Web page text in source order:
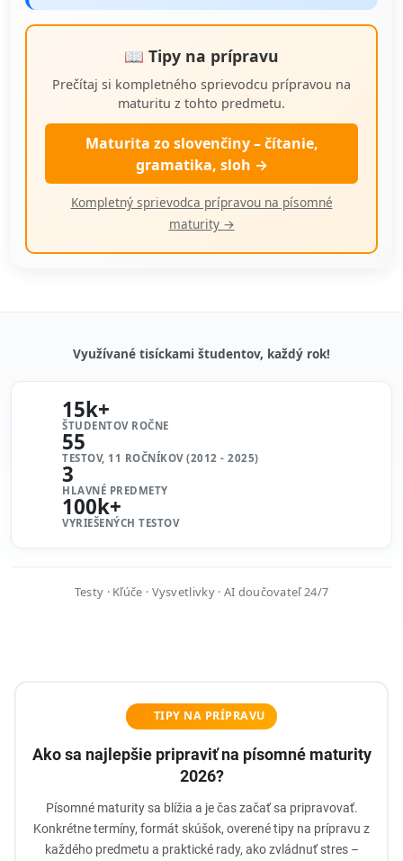
📖 Tipy na prípravu
Prečítaj si kompletného sprievodcu prípravou na
maturitu z tohto predmetu.
Maturita zo slovenčiny – čítanie,
gramatika, sloh →
Kompletný sprievodca prípravou na písomné
maturity →
Využívané tisíckami študentov, každý rok!
15k+
ŠTUDENTOV ROČNE
55
TESTOV, 11 ROČNÍKOV (2012 - 2025)
3
HLAVNÉ PREDMETY
100k+
VYRIEŠENÝCH TESTOV
Testy · Kľúče · Vysvetlivky · AI doučovateľ 24/7
TIPY NA PRÍPRAVU
Ako sa najlepšie pripraviť na písomné maturity
2026?
Písomné maturity sa blížia a je čas začať sa pripravovať.
Konkrétne termíny, formát skúšok, overené tipy na prípravu z
každého predmetu a praktické rady, ako zvládnuť stres –